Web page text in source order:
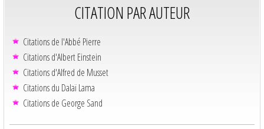
CITATION PAR AUTEUR
Citations de l'Abbé Pierre
Citations d'Albert Einstein
Citations d'Alfred de Musset
Citations du Dalaï Lama
Citations de George Sand